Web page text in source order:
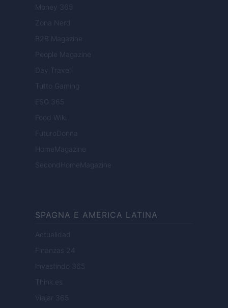
Money 365
Zona Nerd
B2B Magazine
People Magazine
Day Travel
Tutto Gaming
ESG 365
Food Wiki
FuturoDonna
HomeMagazine
SecondHomeMagazine
SPAGNA E AMERICA LATINA
Actualidad
Finanzas 24
Investindo 365
Think.es
Viajar 365